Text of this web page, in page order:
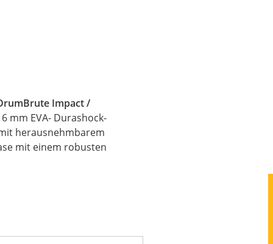
Impact /
mm EVA- Durashock-
herausnehmbarem
mit einem robusten